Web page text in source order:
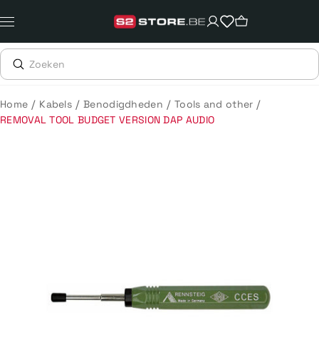
naar
content
Home / Kabels / Benodigdheden / Tools and other /
REMOVAL TOOL BUDGET VERSION DAP AUDIO